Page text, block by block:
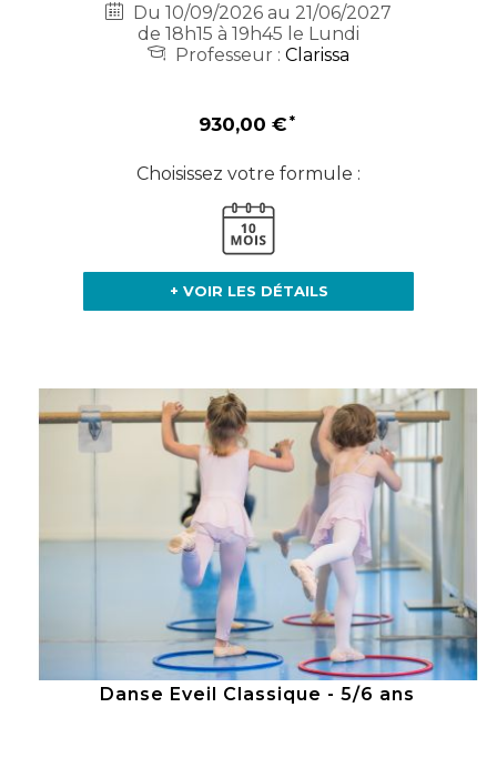
Du 10/09/2026 au 21/06/2027
de 18h15 à 19h45 le Lundi
Professeur : Clarissa
930,00 €
Choisissez votre formule :
+ VOIR LES DÉTAILS
Danse Eveil Classique - 5/6 ans